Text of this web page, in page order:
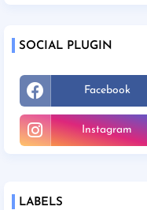
SOCIAL PLUGIN
Facebook
Instagram
LABELS